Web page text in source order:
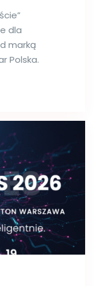
dla
marką
Polska.